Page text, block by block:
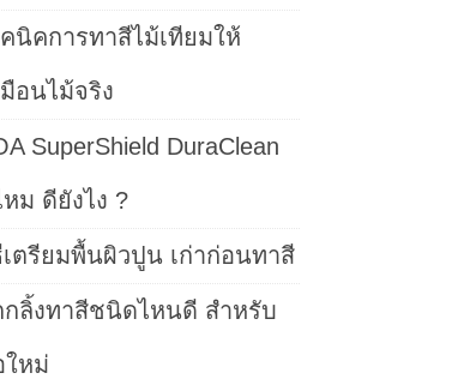
คนิคการทาสีไม้เทียมให้
อนไม้จริง
SuperShield DuraClean
ม ดียังไง ?
ตรียมพื้นผิวปูน เก่าก่อนทาสี
กลิ้งทาสีชนิดไหนดี สำหรับ
ใหม่